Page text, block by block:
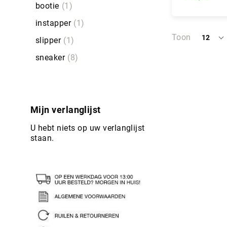
Toon 12
per
bootie
1
instapper
1
slipper
1
sneaker
8
Mijn verlanglijst
U hebt niets op uw verlanglijst
staan.